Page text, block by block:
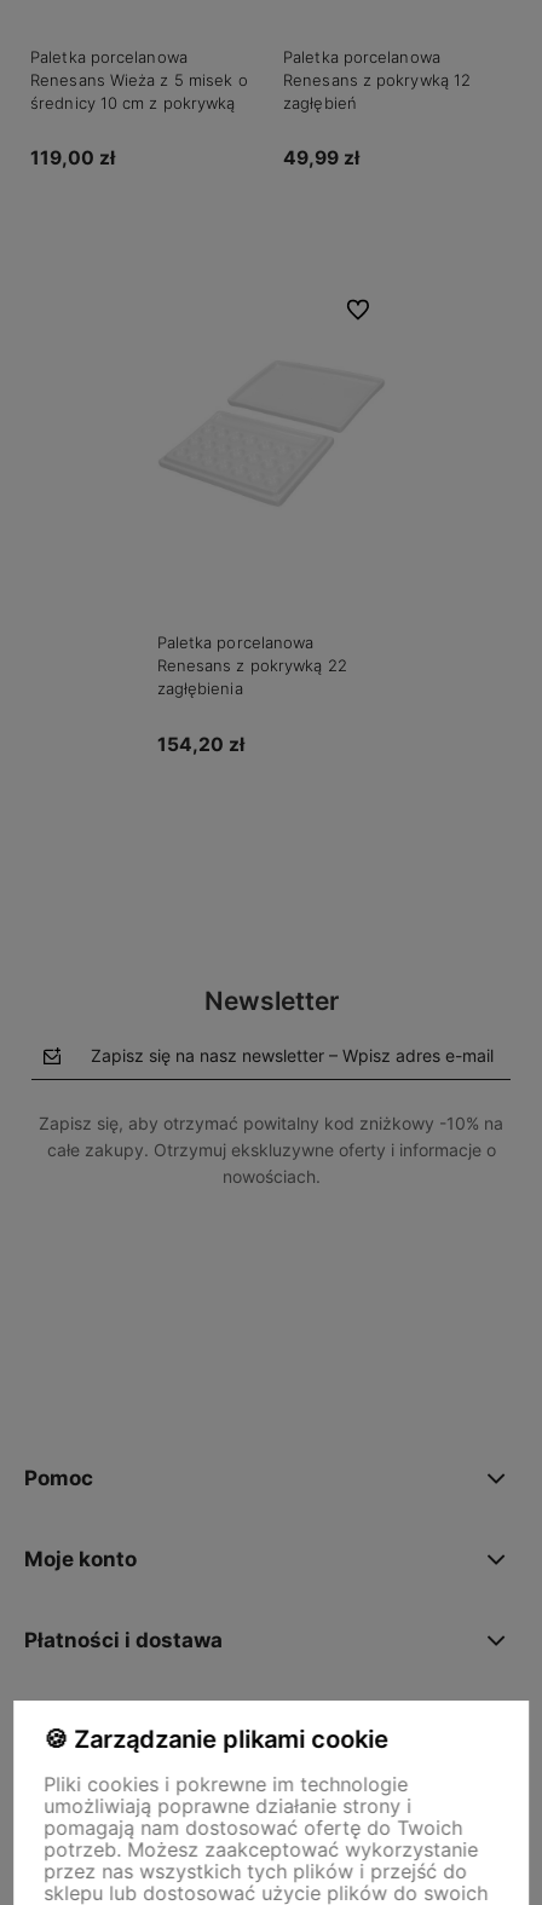
Paletka porcelanowa
Renesans Wieża z 5 misek o
średnicy 10 cm z pokrywką
119,00 zł
Paletka porcelanowa
Renesans z pokrywką 12
zagłębień
49,99 zł
Paletka porcelanowa
Renesans z pokrywką 22
zagłębienia
154,20 zł
Do ulubionych
Newsletter
Zapisz się, aby otrzymać powitalny kod zniżkowy -10% na
całe zakupy. Otrzymuj ekskluzywne oferty i informacje o
nowościach.
Zapisz się na nasz newsletter – Wpisz adres e-mail
Pomoc
Moje konto
Płatności i dostawa
Storm - sklep plastyczny
Adres sklepu internetowego:ul. Kazimierza Wielkiego 29a, 50-077
Wrocław Siedziba firmy:ul. Jana Uphagena 19, 80-237 Gdańsk NIP:
5840152571
🍪 Zarządzanie plikami cookie
Pliki cookies i pokrewne im technologie
umożliwiają poprawne działanie strony i
pomagają nam dostosować ofertę do Twoich
potrzeb. Możesz zaakceptować wykorzystanie
przez nas wszystkich tych plików i przejść do
sklepu lub dostosować użycie plików do swoich